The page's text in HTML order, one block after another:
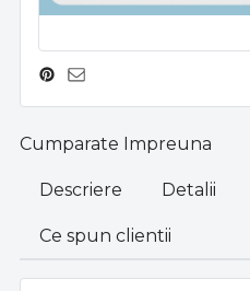
Cumparate Impreuna
Descriere Detalii
Ce spun clientii